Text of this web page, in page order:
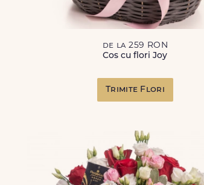
de la 259 RON
Cos cu flori Joy
Trimite Flori